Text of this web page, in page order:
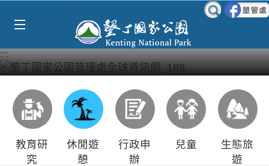
:::
教育研
究
休閒遊
憩
行政申
辦
兒童
生態旅
遊